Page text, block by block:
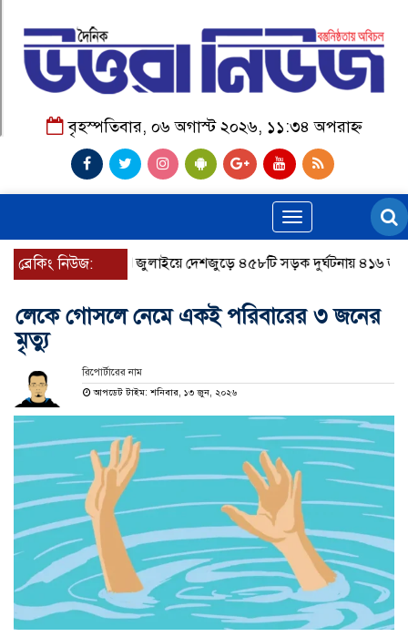
বৃহস্পতিবার, ০৬ অগাস্ট ২০২৬, ১১:৩৪ অপরাহ্ন
Toggle
navigation
ব্রেকিং নিউজ: জুলাইয়ে দেশজুড়ে ৪৫৮টি সড়ক দুর্ঘটনায় ৪১৬ জন
লেকে গোসলে নেমে একই পরিবারের ৩ জনের
মৃত্যু
রিপোর্টারের নাম
আপডেট টাইম: শনিবার, ১৩ জুন, ২০২৬